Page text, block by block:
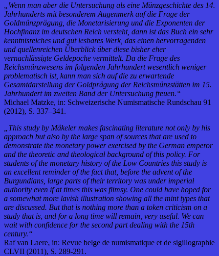
„Wenn man aber die Untersuchung als eine Münzgeschichte des 14.
Jahrhunderts mit besonderem Augenmerk auf die Frage der
Goldmünzprägung, die Monetarisierung und die Exponenten der
Hochfinanz im deutschen Reich versteht, dann ist das Buch ein sehr
kenntnisreiches und gut lesbares Werk, das einen hervorragenden
und quellenreichen Überblick über diese bisher eher
vernachlässigte Geldepoche vermittelt. Da die Frage des
Reichsmünzwesens im folgenden Jahrhundert wesentlich weniger
problematisch ist, kann man sich auf die zu erwartende
Gesamtdarstellung der Goldprägung der Reichsmünzstätten im 15.
Jahrhundert im zweiten Band der Untersuchung freuen.“
Michael Matzke, in: Schweizerische Numismatische Rundschau 91
(2012), S. 337–341.
„This study by Mäkeler makes fascinating literature not only by his
approach but also by the large span of sources that are used to
demonstrate the monetary power exercised by the German emperor
and the theoretic and theological background of this policy. For
students of the monetary history of the Low Countries this study is
an excellent reminder of the fact that, before the advent of the
Burgundians, large parts of their territory was under imperial
authority even if at times this was flimsy. One could have hoped for
a somewhat more lavish illustration showing all the mint types that
are discussed. But that is nothing more than a token criticism on a
study that is, and for a long time will remain, very useful. We can
wait with confidence for the second part dealing with the 15th
century.“
Raf van Laere, in: Revue belge de numismatique et de sigillographie
CLVII (2011), S. 289-291.